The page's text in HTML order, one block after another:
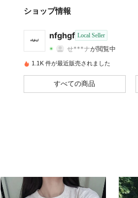
ショップ情報
nfghgf Local Seller
4.66
942
4.66 評価 942商品
4.66 942 48
4.66 48
1.1K 件が最近販売されました
すべての商品